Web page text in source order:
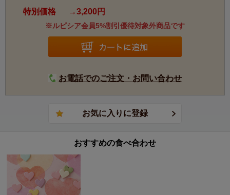
特別価格
3,200円
※ルピシア会員5%割引優待対象外商品です
お電話でのご注文・お問い合わせ
おすすめの食べ合わせ